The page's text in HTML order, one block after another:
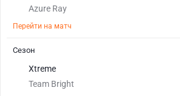
Azure Ray
Перейти на матч
Xtreme
Team Bright
Сезон